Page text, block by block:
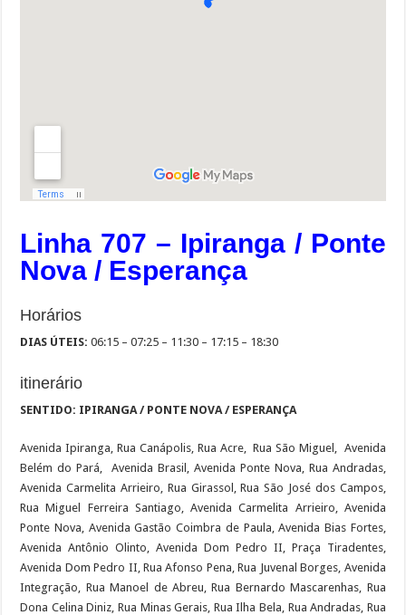
Linha 707 – Ipiranga / Ponte
Nova / Esperança
Horários
DIAS ÚTEIS: 06:15 – 07:25 – 11:30 – 17:15 – 18:30
itinerário
SENTIDO: IPIRANGA / PONTE NOVA / ESPERANÇA
Avenida Ipiranga, Rua Canápolis, Rua Acre, Rua São Miguel, Avenida
Belém do Pará, Avenida Brasil, Avenida Ponte Nova, Rua Andradas,
Avenida Carmelita Arrieiro, Rua Girassol, Rua São José dos Campos,
Rua Miguel Ferreira Santiago, Avenida Carmelita Arrieiro, Avenida
Ponte Nova, Avenida Gastão Coimbra de Paula, Avenida Bias Fortes,
Avenida Antônio Olinto, Avenida Dom Pedro II, Praça Tiradentes,
Avenida Dom Pedro II, Rua Afonso Pena, Rua Juvenal Borges, Avenida
Integração, Rua Manoel de Abreu, Rua Bernardo Mascarenhas, Rua
Dona Celina Diniz, Rua Minas Gerais, Rua Ilha Bela, Rua Andradas, Rua